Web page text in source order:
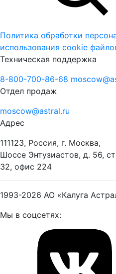
Политика обработки
использования cookie
Техническая поддержка
8-800-700-86-68
Отдел продаж
moscow@astral.ru
Адрес
111123, Россия, г. Москва,
Шоссе Энтузиастов, д. 56,
32, офис 224
1993-2026 АО «Калуга
Мы в соцсетях: